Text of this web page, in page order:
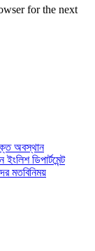
for the next
অবস্থান
ইংলিশ ডিপার্টমেন্ট
মতবিনিময়